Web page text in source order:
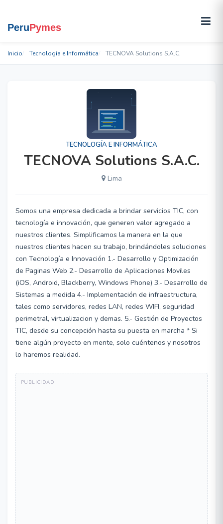
Inicio Tecnología e Informática TECNOVA Solutions S.A.C.
TECNOLOGÍA E INFORMÁTICA
TECNOVA Solutions S.A.C.
Lima
Somos una empresa dedicada a brindar servicios TIC, con
tecnología e innovación, que generen valor agregado a
nuestros clientes. Simplificamos la manera en la que
nuestros clientes hacen su trabajo, brindándoles soluciones
con Tecnología e Innovación 1.- Desarrollo y Optimización
de Paginas Web 2.- Desarrollo de Aplicaciones Moviles
(iOS, Android, Blackberry, Windows Phone) 3.- Desarrollo de
Sistemas a medida 4.- Implementación de infraestructura,
tales como servidores, redes LAN, redes WIFI, seguridad
perimetral, virtualizacion y demas. 5.- Gestión de Proyectos
TIC, desde su concepción hasta su puesta en marcha * Si
tiene algún proyecto en mente, solo cuéntenos y nosotros
lo haremos realidad.